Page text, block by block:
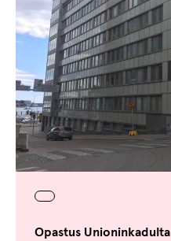
Opastus Unioninkadulta